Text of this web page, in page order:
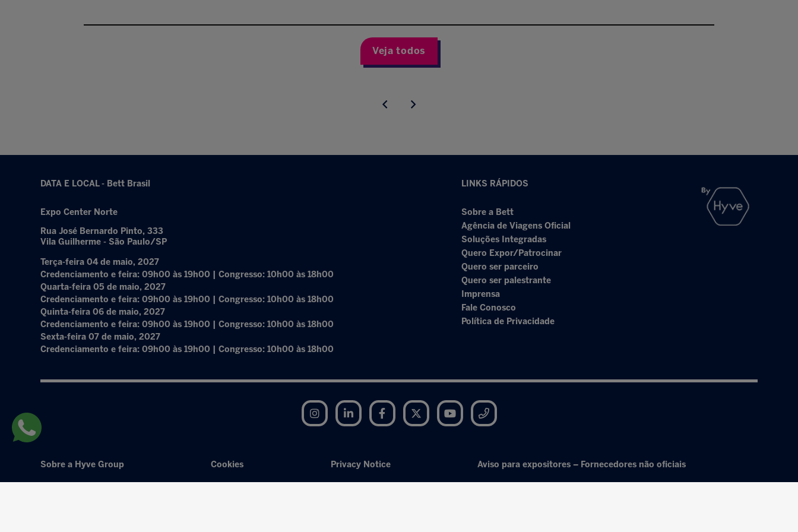
Veja todos
DATA E LOCAL - Bett Brasil
Expo Center Norte
Rua José Bernardo Pinto, 333
Vila Guilherme - São Paulo/SP
Terça-feira 04 de maio, 2027
Credenciamento e feira: 09h00 às 19h00 | Congresso: 10h00 às 18h00
Quarta-feira 05 de maio, 2027
Credenciamento e feira: 09h00 às 19h00 | Congresso: 10h00 às 18h00
Quinta-feira 06 de maio, 2027
Credenciamento e feira: 09h00 às 19h00 | Congresso: 10h00 às 18h00
Sexta-feira 07 de maio, 2027
Credenciamento e feira: 09h00 às 19h00 | Congresso: 10h00 às 18h00
LINKS RÁPIDOS
Sobre a Bett
Agência de Viagens Oficial
Soluções Integradas
Quero Expor/Patrocinar
Quero ser parceiro
Quero ser palestrante
Imprensa
Fale Conosco
Política de Privacidade
Instagram LinkedIn Facebook Twitter YouTube
Sobre a Hyve Group Cookies Privacy Notice Aviso para expositores – Fornecedores não oficiais